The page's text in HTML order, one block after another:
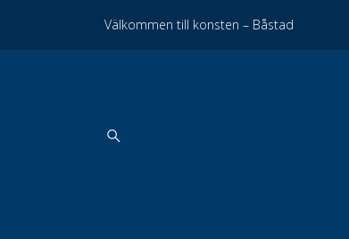
Välkommen till konsten – Båstad